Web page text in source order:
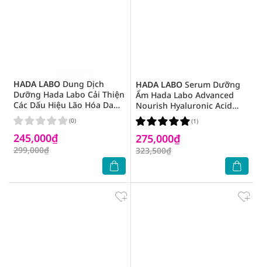
HADA LABO Dung Dịch
Dưỡng Hada Labo Cải Thiện
Các Dấu Hiệu Lão Hóa Da
Pro-Aging Retinol B3 Lotion
170ml
245,000₫
299,000₫
(0)
HADA LABO Serum Dưỡng
Ẩm Hada Labo Advanced
Nourish Hyaluronic Acid
Serum 30ml
275,000₫
323,500₫
(1)